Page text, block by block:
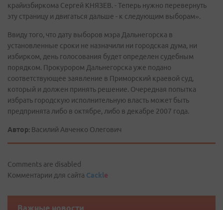
крайизбиркома Сергей КНЯЗЕВ. - Теперь нужно перевернуть
эту страницу и двигаться дальше - к следующим выборам».
Ввиду того, что дату выборов мэра Дальнегорска в
установленные сроки не назначили ни городская дума, ни
избирком, день голосования будет определен судебным
порядком. Прокурором Дальнегорска уже подано
соответствующее заявление в Приморский краевой суд,
который и должен принять решение. Очередная попытка
избрать городскую исполнительную власть может быть
предпринята либо в октябре, либо в декабре 2007 года.
Автор: Василий Авченко Олегович
Comments are disabled
Комментарии для сайта Cackle
Важные новости